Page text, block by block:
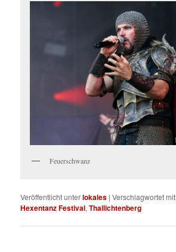
Feuerschwanz
Veröffentlicht unterlokales |Verschlagwortet mit
Hexentanz Festival,Thallichtenberg